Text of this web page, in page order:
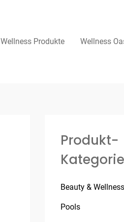
Wellness Produkte Wellness
Produkt-
Beauty & Wellness
Pools